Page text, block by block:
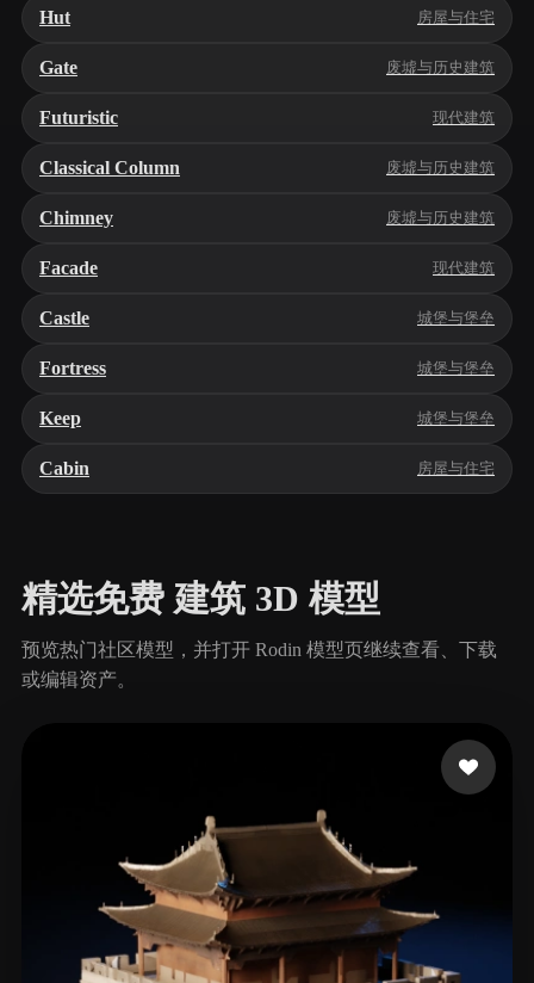
Hut 房屋与住宅
Gate 废墟与历史建筑
Futuristic 现代建筑
Classical Column 废墟与历史建筑
Chimney 废墟与历史建筑
Facade 现代建筑
Castle 城堡与堡垒
Fortress 城堡与堡垒
Keep 城堡与堡垒
Cabin 房屋与住宅
精选免费 建筑 3D 模型
预览热门社区模型，并打开 Rodin 模型页继续查看、下载
或编辑资产。